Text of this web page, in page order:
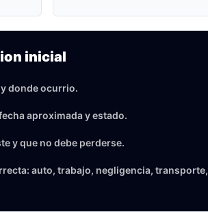
inicial
donde ocurrio.
aproximada y estado.
y que no debe perderse.
auto, trabajo, negligencia, transporte,